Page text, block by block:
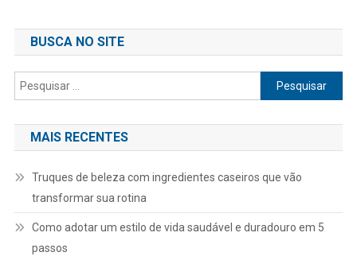
BUSCA NO SITE
Pesquisar
por:
MAIS RECENTES
Truques de beleza com ingredientes caseiros que vão
transformar sua rotina
Como adotar um estilo de vida saudável e duradouro em 5
passos